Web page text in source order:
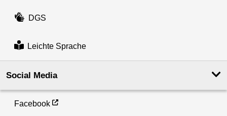
DGS
Leichte Sprache
Social Media
Facebook